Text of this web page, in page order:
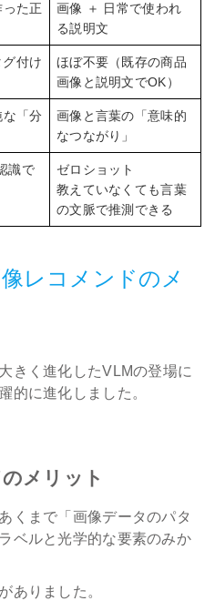
た正
画像 ＋ 日常で使われ
る説明文
付け
ほぼ不要（既存の商品
画像と説明文でOK）
な「分
画像と言葉の「意味的
なつながり」
識で
ゼロショット
教えていなくても言葉
の文脈で推測できる
レコメンドのメ
きく進化したVLMの登場に
的に進化しました。
メリット
くまで「画像データのパタ
ベルと光学的な要素のみか
ありました。